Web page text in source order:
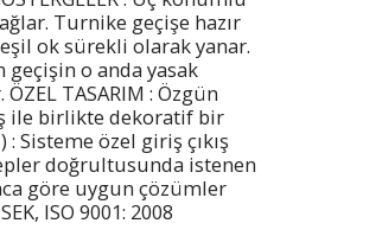
Turnike geçişe hazır
ok sürekli olarak yanar.
geçişin o anda yasak
TASARIM : Özgün
ile birlikte dekoratif bir
Sisteme özel giriş çıkış
doğrultusunda istenen
göre uygun çözümler
ISO 9001: 2008